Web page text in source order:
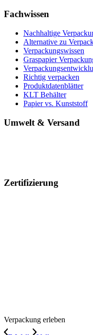
Fachwissen
Nachhaltige
Alternative zu
Verpackungswissen
Graspapier
Richtig verpacken
Produktdatenblätter
KLT Behälter
Papier vs. Kunststoff
Umwelt & Versand
Zertifizierung
Verpackung erleben